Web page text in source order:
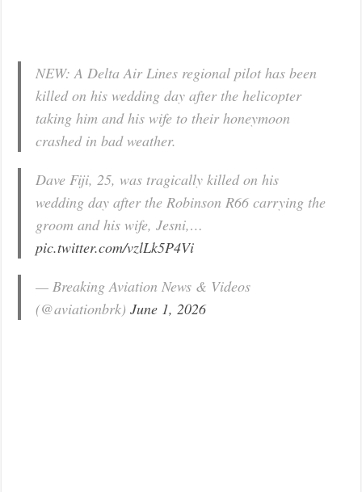
NEW: A Delta Air Lines regional pilot has been
killed on his wedding day after the helicopter
taking him and his wife to their honeymoon
crashed in bad weather.
Dave Fiji, 25, was tragically killed on his
wedding day after the Robinson R66 carrying the
groom and his wife, Jesni,…
pic.twitter.com/vzlLk5P4Vi
— Breaking Aviation News & Videos
(@aviationbrk)June 1, 2026